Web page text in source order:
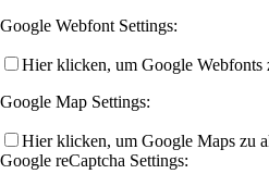
Google Webfont Settings:
Hier klicken, um Google Webfonts
Google Map Settings:
Hier klicken, um Google Maps zu
Google reCaptcha Settings: